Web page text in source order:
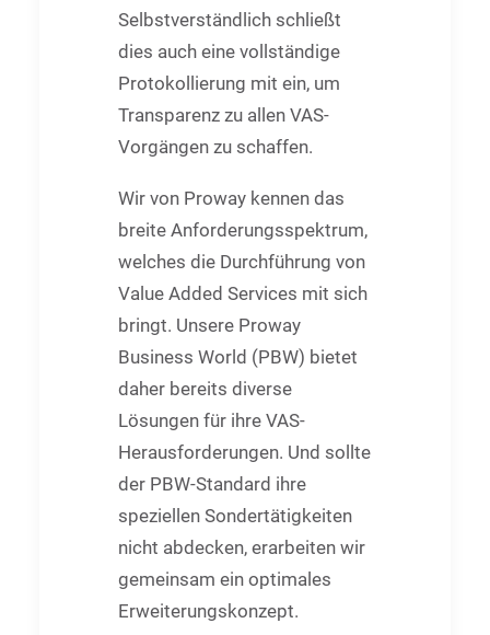
Selbstverständlich schließt
dies auch eine vollständige
Protokollierung mit ein, um
Transparenz zu allen VAS-
Vorgängen zu schaffen.
Wir von Proway kennen das
breite Anforderungsspektrum,
welches die Durchführung von
Value Added Services mit sich
bringt. Unsere Proway
Business World (PBW) bietet
daher bereits diverse
Lösungen für ihre VAS-
Herausforderungen. Und sollte
der PBW-Standard ihre
speziellen Sondertätigkeiten
nicht abdecken, erarbeiten wir
gemeinsam ein optimales
Erweiterungskonzept.